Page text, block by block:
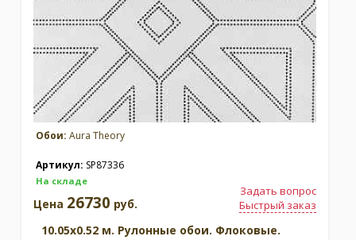
Обои: Aura Theory
Артикул: SP87336
На складе
Задать вопрос
Быстрый заказ
Цена 26730 руб.
10.05x0.52 м. Рулонные обои. Флоковые.